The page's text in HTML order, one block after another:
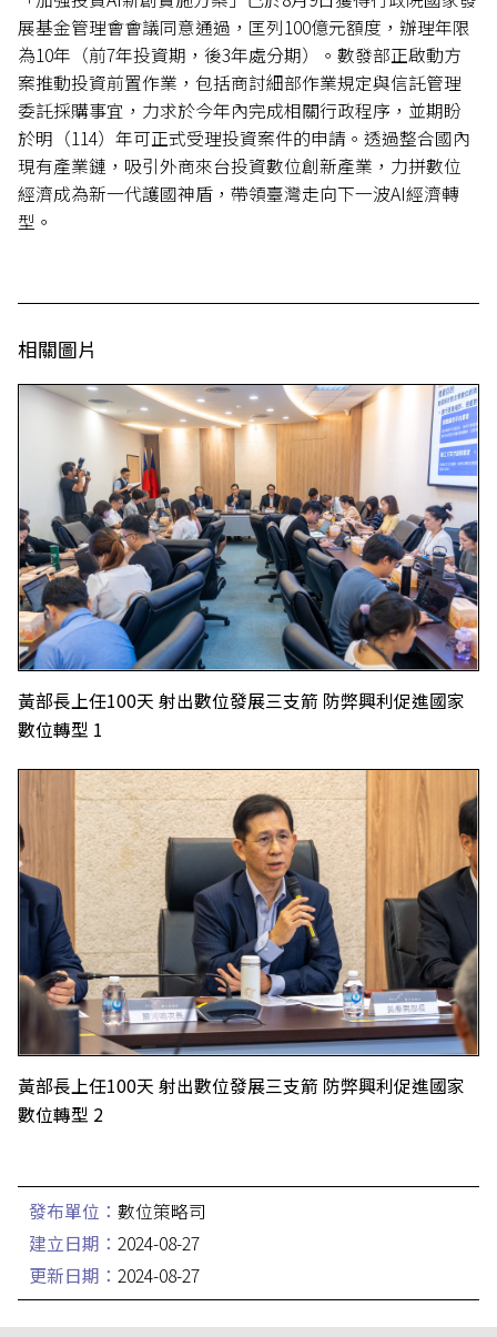
展基金管理會會議同意通過，匡列100億元額度，辦理年限
為10年（前7年投資期，後3年處分期）。數發部正啟動方
案推動投資前置作業，包括商討細部作業規定與信託管理
委託採購事宜，力求於今年內完成相關行政程序，並期盼
於明（114）年可正式受理投資案件的申請。透過整合國內
現有產業鏈，吸引外商來台投資數位創新產業，力拼數位
經濟成為新一代護國神盾，帶領臺灣走向下一波AI經濟轉
型。
相關圖片
黃部長上任100天 射出數位發展三支箭 防弊興利促進國家
數位轉型 1
黃部長上任100天 射出數位發展三支箭 防弊興利促進國家
數位轉型 2
發布單位：數位策略司
建立日期：2024-08-27
更新日期：2024-08-27